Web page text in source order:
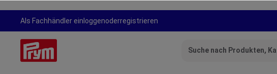
Zur Hauptnavigation springen
Als Fachhändler einloggenoderregistrieren